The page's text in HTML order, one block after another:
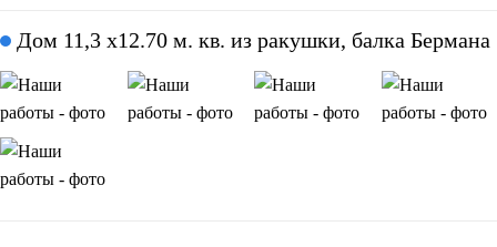
Дом 11,3 х12.70 м. кв. из ракушки, балка Бермана